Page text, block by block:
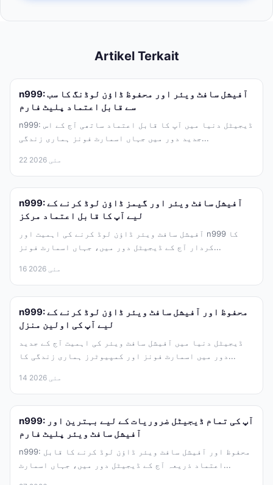
Artikel Terkait
n999: آفیشل سافٹ ویئر اور محفوظ ڈاؤن لوڈنگ کا سب
سے قابل اعتماد پلیٹ فارم
n999: ڈیجیٹل دنیا میں آپ کا قابل اعتماد ساتھی آج کے اس
جدید دور میں جہاں اسمارٹ فونز ہماری زندگی...
22 مئی 2026
n999: آفیشل سافٹ ویئر اور گیمز ڈاؤن لوڈ کرنے کے
لیے آپ کا قابل اعتماد مرکز
آفیشل سافٹ ویئر ڈاؤن لوڈ کرنے کی اہمیت اور n999 کا
کردار آج کے ڈیجیٹل دور میں، جہاں اسمارٹ فونز...
16 مئی 2026
n999: محفوظ اور آفیشل سافٹ ویئر ڈاؤن لوڈ کرنے کے
لیے آپ کی اولین منزل
ڈیجیٹل دنیا میں آفیشل سافٹ ویئر کی اہمیت آج کے جدید
دور میں اسمارٹ فونز اور کمپیوٹرز ہماری زندگی کا...
14 مئی 2026
n999: آپ کی تمام ڈیجیٹل ضروریات کے لیے بہترین اور
آفیشل سافٹ ویئر پلیٹ فارم
n999: محفوظ اور آفیشل سافٹ ویئر ڈاؤن لوڈ کرنے کا قابل
اعتماد ذریعہ آج کے ڈیجیٹل دور میں، جہاں اسمارٹ...